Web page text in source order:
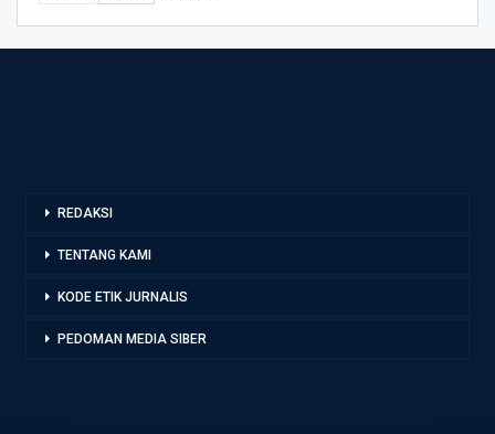
REDAKSI
TENTANG KAMI
KODE ETIK JURNALIS
PEDOMAN MEDIA SIBER